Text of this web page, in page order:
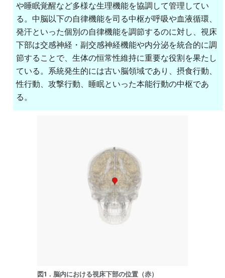
や睡眠覚醒など多様な生理機能を協調して管理してい
る。中脳以下の自律機能を司る中枢が呼吸や血液循環、
発汗といった個別の自律機能を調節するのに対し、視床
下部は交感神経・副交感神経機能や内分泌を統合的に調
節することで、生体の恒常性維持に重要な役割を果たし
ている。系統発生的には古い脳領域であり、摂食行動、
性行動、攻撃行動、睡眠といった本能行動の中枢であ
る。
図1．脳内における視床下部の位置（赤）